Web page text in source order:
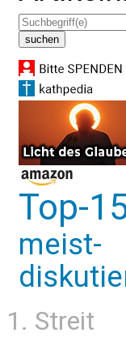
Top-
meist-
Streit